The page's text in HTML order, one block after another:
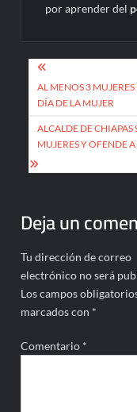
por aprender del
Navegación
de
entradas
AL MENOS 3
DÍA DE LA MUJER
ALCALDE DE
MUJERES Y OFENDE
Deja un
Tu dirección de correo
electrónico no será
Los campos
marcados con *
Comentario *